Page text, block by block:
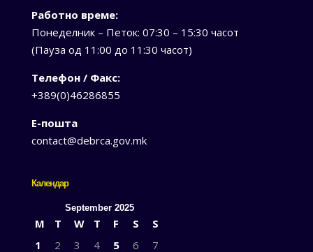
Работно време:
Понеделник – Петок: 07:30 – 15:30 часот
(Пауза од 11:00 до 11:30 часот)
Телефон / Факс:
+389(0)46286855
Е-пошта
contact@debrca.gov.mk
Календар
September 2025
M T W T F S
S
1
2 3 4 5 6
7